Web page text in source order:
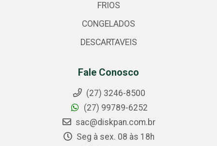
FRIOS
CONGELADOS
DESCARTAVEIS
Fale Conosco
(27) 3246-8500
(27) 99789-6252
sac@diskpan.com.br
Seg à sex. 08 às 18h